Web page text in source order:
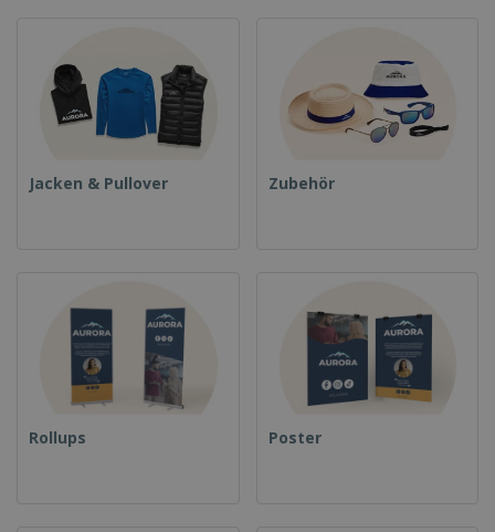
Jacken & Pullover Zubehör
Rollups Poster